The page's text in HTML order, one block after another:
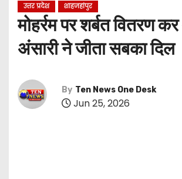
उत्तर प्रदेश शाहजहांपुर
मोहर्रम पर शर्बत वितरण
अंसारी ने जीता सबका दिल
By Ten News One Desk
Jun 25, 2026